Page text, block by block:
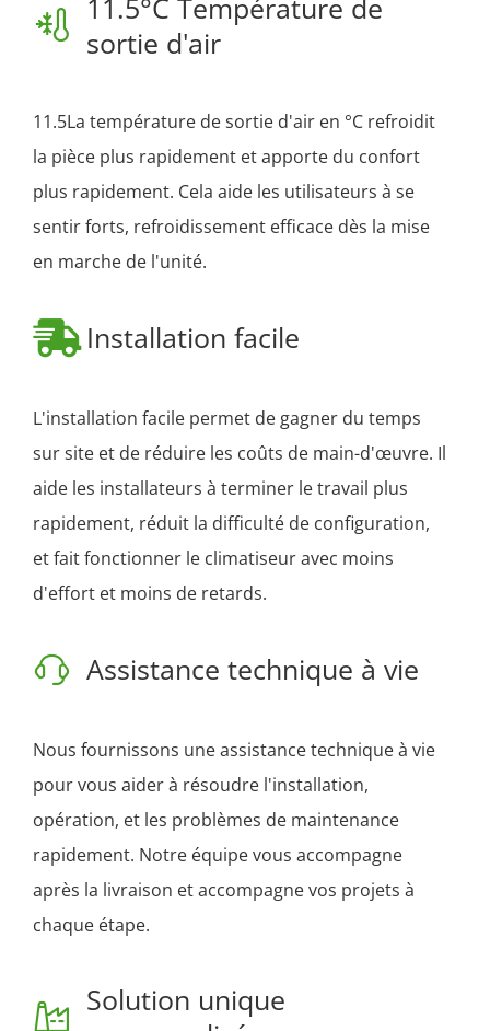
sortie d'air
11.5La température de sortie d'air en °C refroidit
la pièce plus rapidement et apporte du confort
plus rapidement. Cela aide les utilisateurs à se
sentir forts, refroidissement efficace dès la mise
en marche de l'unité.
Installation facile
L'installation facile permet de gagner du temps
sur site et de réduire les coûts de main-d'œuvre. Il
aide les installateurs à terminer le travail plus
rapidement, réduit la difficulté de configuration,
et fait fonctionner le climatiseur avec moins
d'effort et moins de retards.
Assistance technique à vie
Nous fournissons une assistance technique à vie
pour vous aider à résoudre l'installation,
opération, et les problèmes de maintenance
rapidement. Notre équipe vous accompagne
après la livraison et accompagne vos projets à
chaque étape.
Solution unique